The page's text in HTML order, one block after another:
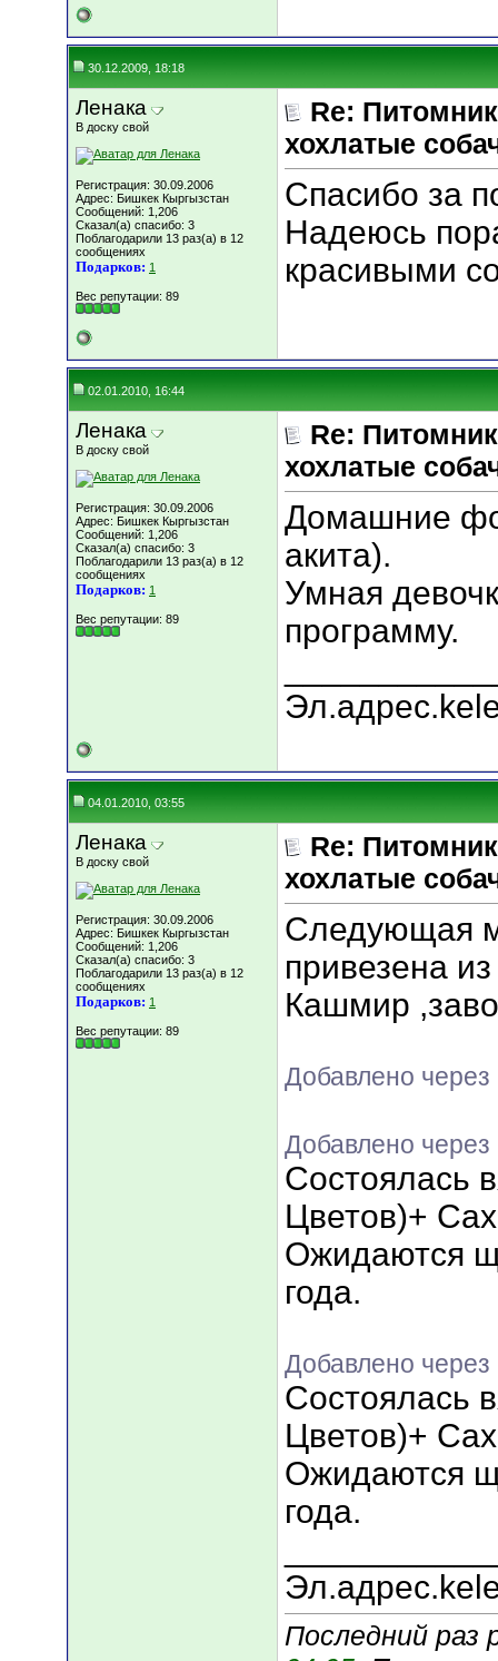
30.12.2009, 18:18
Ленака
В доску свой
Регистрация: 30.09.2006
Адрес: Бишкек Кыргызстан
Сообщений: 1,206
Сказал(а) спасибо: 3
Поблагодарили 13 раз(а) в 12
сообщениях
Подарков: 1
Вес репутации: 89
Re:
хохлатые
Спасибо за
Надеюсь
красивыми
02.01.2010, 16:44
Ленака
В доску свой
Регистрация: 30.09.2006
Адрес: Бишкек Кыргызстан
Сообщений: 1,206
Сказал(а) спасибо: 3
Поблагодарили 13 раз(а) в 12
сообщениях
Подарков: 1
Вес репутации: 89
Re:
хохлатые
Домашние
акита).
Умная
программу.
04.01.2010, 03:55
Ленака
В доску свой
Регистрация: 30.09.2006
Адрес: Бишкек Кыргызстан
Сообщений: 1,206
Сказал(а) спасибо: 3
Поблагодарили 13 раз(а) в 12
сообщениях
Подарков: 1
Вес репутации: 89
Re:
хохлатые
Следующая
привезена
Кашмир
Добавлено через
Добавлено через
Состоялась
Цветов)+
Ожидаются
года.
Добавлено
Состоялась
Цветов)+
Ожидаются
года.
Последний раз